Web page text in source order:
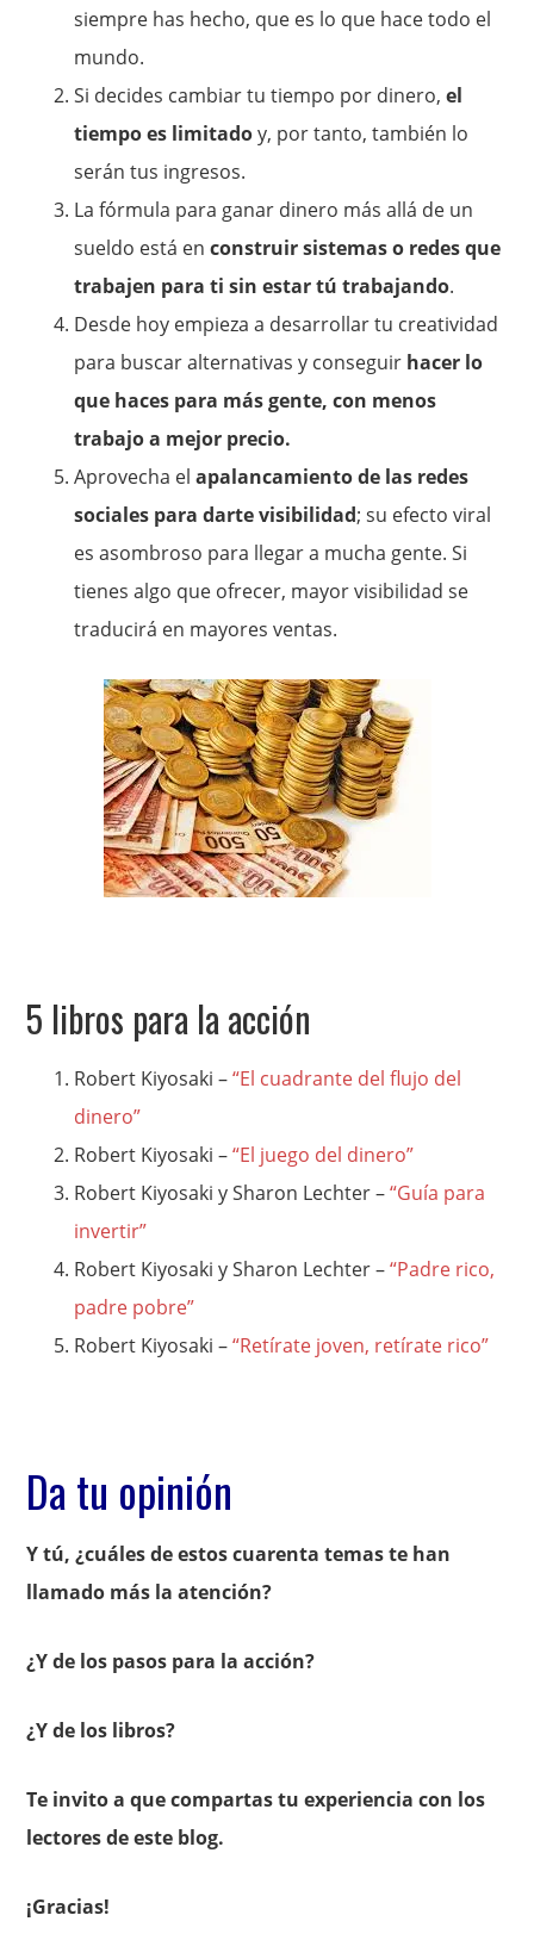
siempre has hecho, que es lo que hace todo el
mundo.
Si decides cambiar tu tiempo por dinero,el
tiempo es limitadoy, por tanto, también lo
serán tus ingresos.
La fórmula para ganar dinero más allá de un
sueldo está enconstruir sistemas o redes que
trabajen para ti sin estar tú trabajando.
Desde hoy empieza a desarrollar tu creatividad
para buscar alternativas y conseguir hacer lo
que haces para más gente, con menos
trabajo a mejor precio.
Aprovecha el apalancamiento de las redes
sociales para darte visibilidad; su efecto viral
es asombroso para llegar a mucha gente. Si
tienes algo que ofrecer, mayor visibilidad se
traducirá en mayores ventas.
5 libros para la acción
Robert Kiyosaki –“El cuadrante del flujo del
dinero”
Robert Kiyosaki –“El juego del dinero”
Robert Kiyosaki y Sharon Lechter –“Guía para
invertir”
Robert Kiyosaki y Sharon Lechter –“Padre rico,
padre pobre”
Robert Kiyosaki –“Retírate joven, retírate rico”
Da tu opinión
Y tú, ¿cuáles de estos cuarenta temas te han
llamado más la atención?
¿Y de los pasos para la acción?
¿Y de los libros?
Te invito a que compartas tu experiencia con los
lectores de este blog.
¡Gracias!